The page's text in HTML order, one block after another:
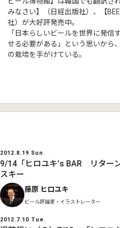
みなさい】（日経出版社）、【
社）が大好評発売中。
「日本らしいビールを世界に発信
せる必要がある」という思いから
の栽培を手がけている。
2012.8.19 Sun.
9/14「ヒロユキ’s BAR リター
スキー
藤原 ヒロユキ
ビール評論家・イラストレーター
2012.7.10 Tue.